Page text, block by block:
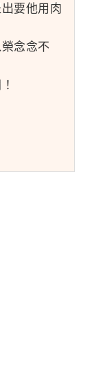
要他用肉
念念不